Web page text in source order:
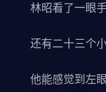
林昭看了一眼手
还有二十三个小
他能感觉到左眼